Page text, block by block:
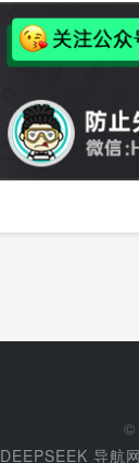
©
DEEPSEEK 导航网